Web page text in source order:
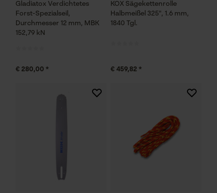
Gladiatox Verdichtetes
Forst-Spezialseil,
Durchmesser 12 mm, MBK
152,79 kN
€ 280,00 *
KOX Sägekettenrolle
Halbmeißel 325", 1.6 mm,
1840 Tgl.
€ 459,82 *